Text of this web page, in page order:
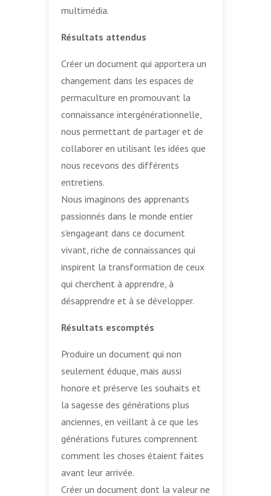
multimédia.
Résultats attendus
Créer un document qui apportera un
changement dans les espaces de
permaculture en promouvant la
connaissance intergénérationnelle,
nous permettant de partager et de
collaborer en utilisant les idées que
nous recevons des différents
entretiens.
Nous imaginons des apprenants
passionnés dans le monde entier
s'engageant dans ce document
vivant, riche de connaissances qui
inspirent la transformation de ceux
qui cherchent à apprendre, à
désapprendre et à se développer.
Résultats escomptés
Produire un document qui non
seulement éduque, mais aussi
honore et préserve les souhaits et
la sagesse des générations plus
anciennes, en veillant à ce que les
générations futures comprennent
comment les choses étaient faites
avant leur arrivée.
Créer un document dont la valeur ne